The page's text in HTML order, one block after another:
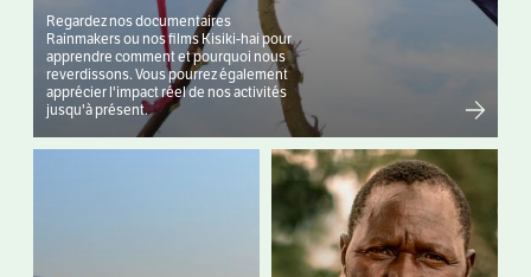
Regardez nos documentaires
Rainmakers ou nos films Kisiki-hai pour
apprendre comment et pourquoi nous
reverdissons. Vous pourrez également
apprécier l'impact réel de nos activités
jusqu'à présent.